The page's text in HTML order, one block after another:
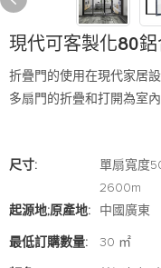
現代可客製化80鋁
折疊門的使用在現代家居
多扇門的折疊和打開為室
尺寸:
單扇寬度
2600m
起源地;原產地:
中國廣東
最低訂購數量: 30 ㎡